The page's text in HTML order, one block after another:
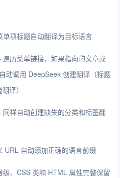
项标题自动翻译为目标语言
历菜单链接，如果指向的文章或
动调用 DeepSeek 创建翻译（标题
译）
样自动创建缺失的分类和标签翻
URL 自动添加正确的语言前缀
、CSS 类和 HTML 属性完整保留